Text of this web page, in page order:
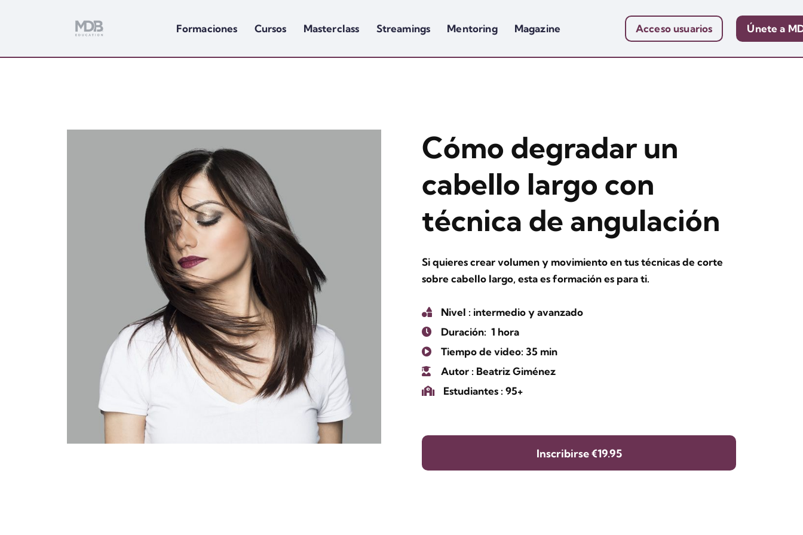
Formaciones Cursos Masterclass Streamings Mentoring Magazine Acceso usuarios Únete a
Cómo degradar un
cabello largo con
técnica de angulación
Si quieres crear volumen y movimiento en tus técnicas de corte
sobre cabello largo, esta es formación es para ti.
Nivel : intermedio y avanzado
Duración: 1 hora
Tiempo de video: 35 min
Autor : Beatriz Giménez
Estudiantes : 95+
Inscribirse€19.95